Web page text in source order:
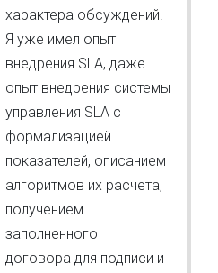
характера обсуждений.
Я уже имел опыт
внедрения SLA, даже
опыт внедрения системы
управления SLA с
формализацией
показателей, описанием
алгоритмов их расчета,
получением
заполненного
договора для подписи и